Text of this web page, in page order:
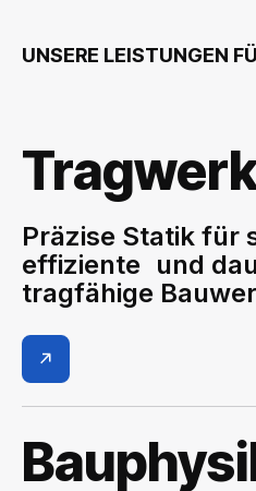
UNSERE LEISTUNGEN
Präzise Statik für
effiziente und
tragfähige